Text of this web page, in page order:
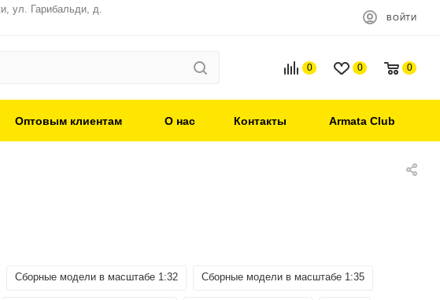
ул. Гарибальди, д.
ВОЙТИ
0 0 0
Оптовым клиентам О нас Контакты Armata Club
Сборные модели в масштабе 1:32 Сборные модели в масштабе 1:35